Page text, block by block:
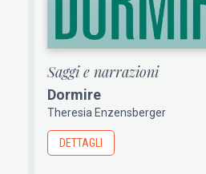
Saggi e narrazioni
Dormire
Theresia Enzensberger
DETTAGLI